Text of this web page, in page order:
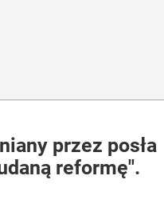
przez posła
reformę".